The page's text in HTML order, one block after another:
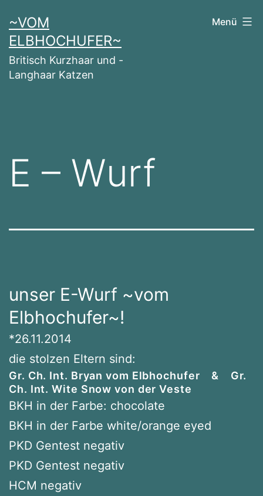
Inhalt
springen
~VOM
ELBHOCHUFER~
Britisch Kurzhaar und -
Langhaar Katzen
Menü
E – Wurf
unser E-Wurf ~vom
Elbhochufer~!
*26.11.2014
die stolzen Eltern sind:
Gr. Ch. Int. Bryan vom Elbhochufer & Gr.
Ch. Int. Wite Snow von der Veste
BKH in der Farbe: chocolate
BKH in der Farbe white/orange eyed
PKD Gentest negativ
PKD Gentest negativ
HCM negativ